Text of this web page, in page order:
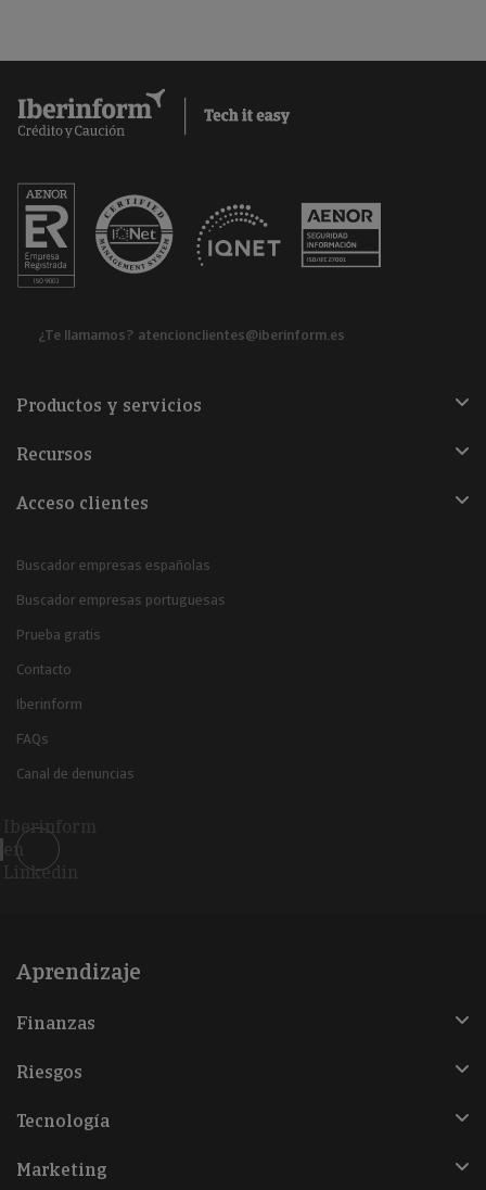
¿Te llamamos? atencionclientes@iberinform.es
Productos y servicios
Recursos
Acceso clientes
Buscador empresas españolas
Buscador empresas portuguesas
Prueba gratis
Contacto
Iberinform
FAQs
Canal de denuncias
Iberinform
en
Linkedin
Aprendizaje
Finanzas
Riesgos
Tecnología
Marketing